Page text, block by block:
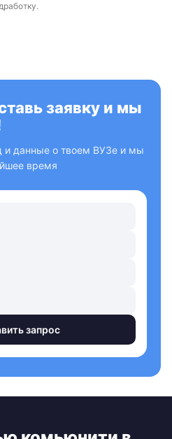
заявку и мы
и данные о твоем ВУЗе и мы
время
запрос